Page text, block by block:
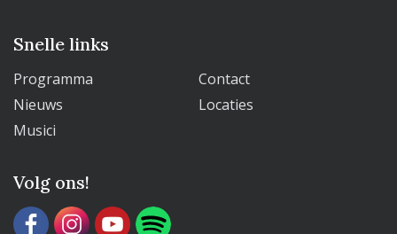
Snelle links
Programma
Contact
Nieuws
Locaties
Musici
Volg ons!